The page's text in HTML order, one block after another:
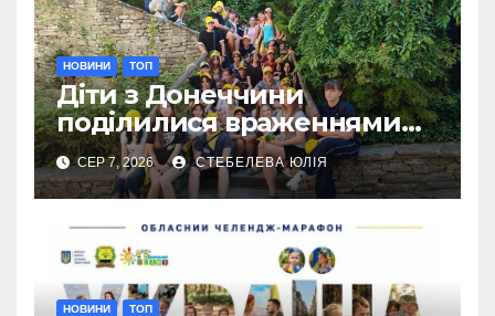
НОВИНИ ТОП
Діти з Донеччини
поділилися враженнями
від відпочинку в Польщі
СЕР 7, 2026 СТЕБЕЛЕВА ЮЛІЯ
НОВИНИ ТОП